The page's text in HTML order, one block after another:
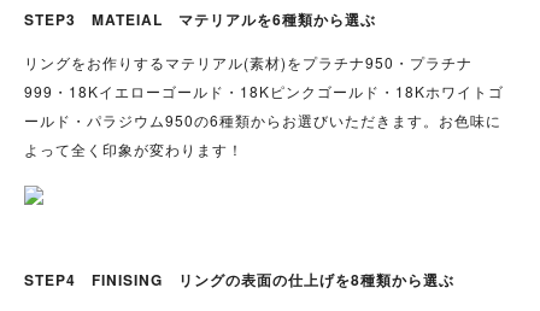
STEP3 MATEIAL マテリアルを6種類から選ぶ
リングをお作りするマテリアル(素材)をプラチナ950・プラチナ
999・18Kイエローゴールド・18Kピンクゴールド・18Kホワイトゴ
ールド・パラジウム950の6種類からお選びいただきます。お色味に
よって全く印象が変わります！
STEP4 FINISING リングの表面の仕上げを8種類から選ぶ